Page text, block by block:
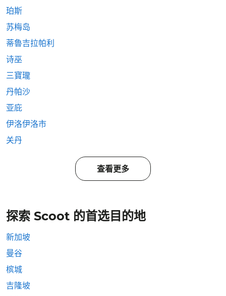
珀斯
苏梅岛
蒂魯吉拉帕利
诗巫
三寶瓏
丹帕沙
亚庇
伊洛伊洛市
关丹
查看更多
探索 Scoot 的首选目的地
新加坡
曼谷
槟城
吉隆坡